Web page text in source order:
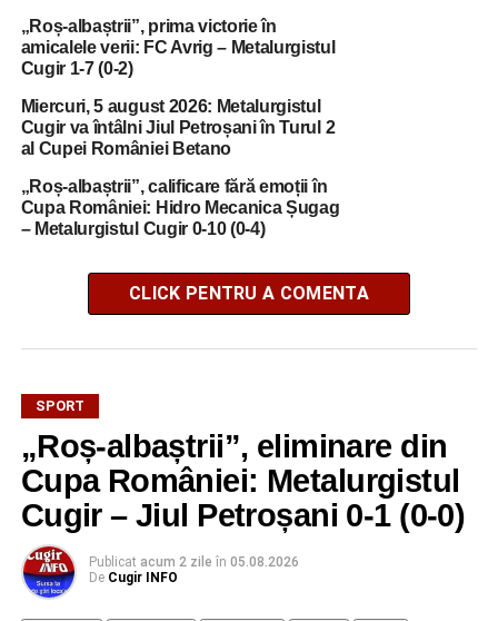
„Roș-albaștrii”, prima victorie în
amicalele verii: FC Avrig – Metalurgistul
Cugir 1-7 (0-2)
Miercuri, 5 august 2026: Metalurgistul
Cugir va întâlni Jiul Petroșani în Turul 2
al Cupei României Betano
„Roș-albaștrii”, calificare fără emoții în
Cupa României: Hidro Mecanica Șugag
– Metalurgistul Cugir 0-10 (0-4)
CLICK PENTRU A COMENTA
SPORT
„Roș-albaștrii”, eliminare din
Cupa României: Metalurgistul
Cugir – Jiul Petroșani 0-1 (0-0)
Publicat acum 2 zile în 05.08.2026
De Cugir INFO